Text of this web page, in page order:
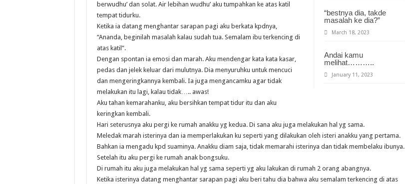
“bestnya dia, takde
masalah ke dia?”
March 18, 2023
Andai kamu
melihat………..
January 11, 2023
berwudhu’ dan solat. Air lebihan wudhu’ aku tumpahkan ke atas katil
tempat tidurku.
Ketika ia datang menghantar sarapan pagi aku berkata kpdnya,
“Ananda, beginilah masalah kalau sudah tua. Semalam ibu terkencing di
atas katil”.
Dengan spontan ia emosi dan marah. Aku mendengar kata kata kasar,
pedas dan jelek keluar dari mulutnya. Dia menyuruhku untuk mencuci
dan mengeringkannya kembali. Ia juga mengancamku agar tidak
melakukan itu lagi, kalau tidak….. awas!
Aku tahan kemarahanku, aku bersihkan tempat tidur itu dan aku
keringkan kembali.
Hari seterusnya aku pergi ke rumah anakku yg kedua. Di sana aku juga melakukan hal yg sama.
Meledak marah isterinya dan ia memperlakukan ku seperti yang dilakukan oleh isteri anakku yang pertama.
Bahkan ia mengadu kpd suaminya. Anakku diam saja, tidak memarahi isterinya dan tidak membelaku ibunya.
Setelah itu aku pergi ke rumah anak bongsuku.
Di rumah itu aku juga melakukan hal yg sama seperti yg aku lakukan di rumah 2 orang abangnya.
Ketika isterinya datang menghantar sarapan pagi aku beri tahu dia bahwa aku semalam terkencing di atas